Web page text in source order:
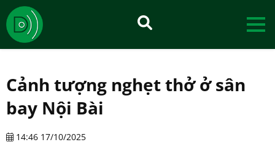
Cảnh tượng nghẹt thở ở sân
bay Nội Bài
14:46 17/10/2025